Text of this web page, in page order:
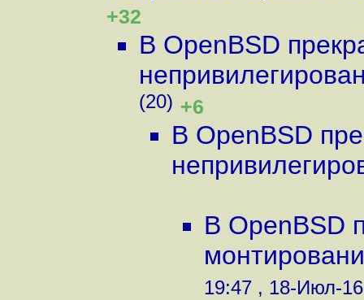
+32
В OpenBSD
(20) +6
В OpenBSD
В OpenBSD
19:47 , 18-Июл-